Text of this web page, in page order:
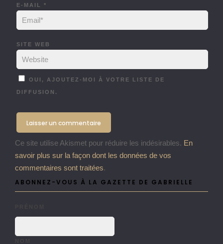
E-MAIL *
SITE WEB
OUI, AJOUTEZ-MOI À VOTRE LISTE DE
DIFFUSION.
Ce site utilise Akismet pour réduire les indésirables. En
savoir plus sur la façon dont les données de vos
commentaires sont traitées.
ABONNEZ-VOUS À LA GAZETTE DE GABRIELLE